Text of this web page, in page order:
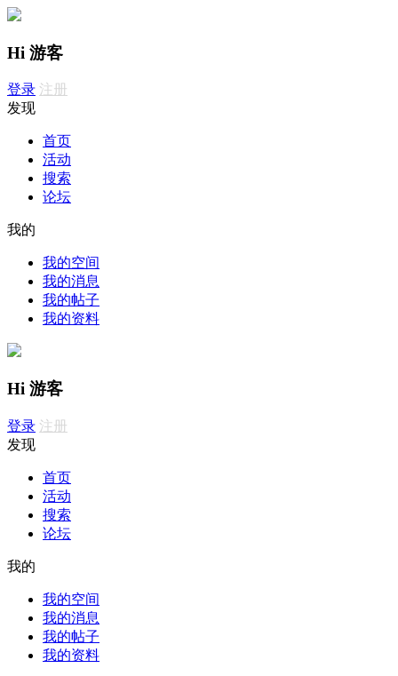
Hi 游客
登录 注册
发现
首页
活动
搜索
论坛
我的
我的空间
我的消息
我的帖子
我的资料
Hi 游客
登录 注册
发现
首页
活动
搜索
论坛
我的
我的空间
我的消息
我的帖子
我的资料